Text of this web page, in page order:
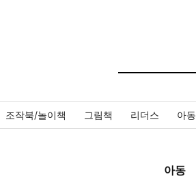
조작북/놀이책 그림책 리더스 아동
아동